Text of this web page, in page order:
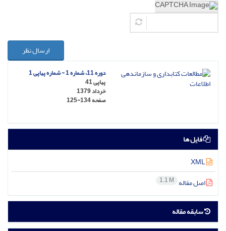
ارسال نظر
دوره 11، شماره 1 - شماره پیاپی 1
پیاپی 41
خرداد 1379
صفحه125-134
فایل ها
اصل مقاله 1.1 M
سابقه مقاله